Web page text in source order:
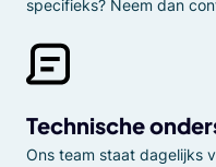
specifieks? Neem dan
Technische
Ons team staat dagelijks